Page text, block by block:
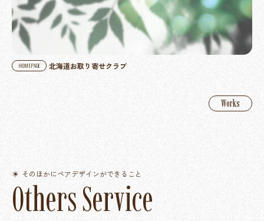
HOMEPAGE 北海道お取り寄せクラブ
Works
そのほかにペアデザインができること
OthersService